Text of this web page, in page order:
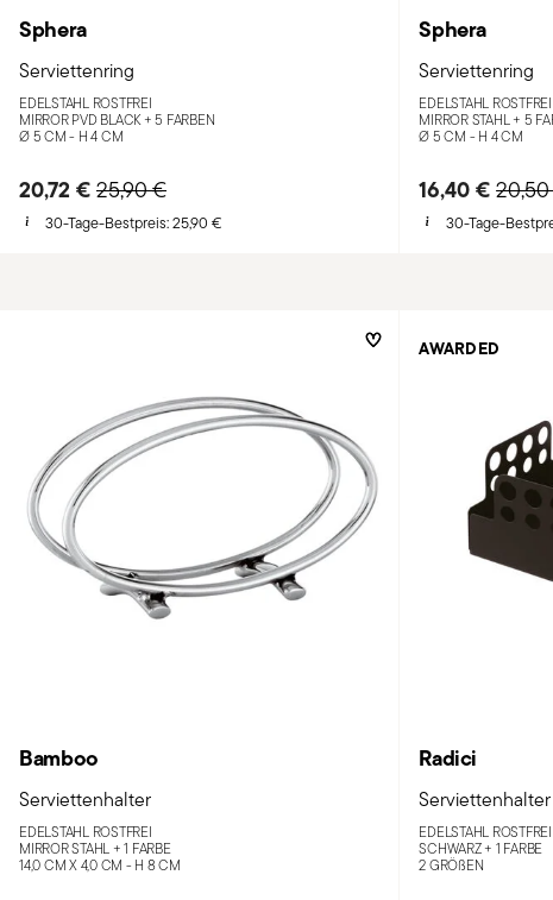
Sphera
Serviettenring
EDELSTAHL ROSTFREI
MIRROR PVD BLACK +5 FARBEN
Ø 5 CM - H 4 CM
20,72 € Price reduced from
25,90 €to
30-Tage-Bestpreis:25,90 €
Sphera
Serviettenring
EDELSTAHL ROSTFREI
MIRROR STAHL + 5
Ø 5 CM - H 4 CM
16,40 €Price
30-Tage-
Bamboo
Serviettenhalter
EDELSTAHL ROSTFREI
MIRROR STAHL +1 FARBE
14,0 CM X 4,0 CM - H 8 CM
Radici
Serviettenhalter
EDELSTAHL ROSTFREI
SCHWARZ + 1 FARBE
2 GRÖßEN
AWARDED